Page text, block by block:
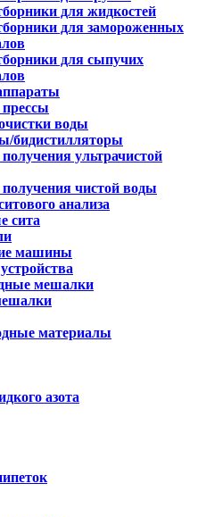
для жидкостей
для замороженных
для сыпучих
воды
бидистилляторы
ультрачистой
чистой воды
анализа
сита
машины
мешалки
материалы
азота